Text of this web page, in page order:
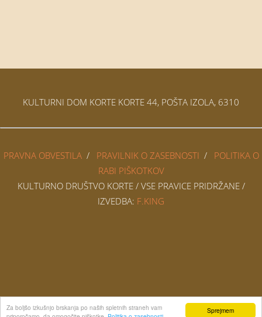
Sprejmem
Za boljšo izkušnjo brskanja po naših spletnih straneh vam
KULTURNI DOM KORTE KORTE 44, POŠTA IZOLA, 6310
PRAVNA OBVESTILA/ PRAVILNIK O ZASEBNOSTI / POLITIKA O
RABI PIŠKOTKOV
KULTURNO DRUŠTVO KORTE / VSE PRAVICE PRIDRŽANE /
IZVEDBA: F.KING